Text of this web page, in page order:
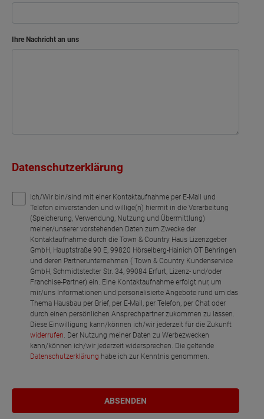
Ihre Nachricht an uns
Datenschutzerklärung
Ich/Wir bin/sind mit einer Kontaktaufnahme per E-Mail und
Telefon einverstanden und willige(n) hiermit in die Verarbeitung
(Speicherung, Verwendung, Nutzung und Übermittlung)
meiner/unserer vorstehenden Daten zum Zwecke der
Kontaktaufnahme durch die Town & Country Haus Lizenzgeber
GmbH, Hauptstraße 90 E, 99820 Hörselberg-Hainich OT Behringen
und deren Partnerunternehmen ( Town & Country Kundenservice
GmbH, Schmidtstedter Str. 34, 99084 Erfurt, Lizenz- und/oder
Franchise-Partner) ein. Eine Kontaktaufnahme erfolgt nur, um
mir/uns Informationen und personalisierte Angebote rund um das
Thema Hausbau per Brief, per E-Mail, per Telefon, per Chat oder
durch einen persönlichen Ansprechpartner zukommen zu lassen.
Diese Einwilligung kann/können ich/wir jederzeit für die Zukunft
widerrufen. Der Nutzung meiner Daten zu Werbezwecken
kann/können ich/wir jederzeit widersprechen. Die geltende
Datenschutzerklärung habe ich zur Kenntnis genommen.